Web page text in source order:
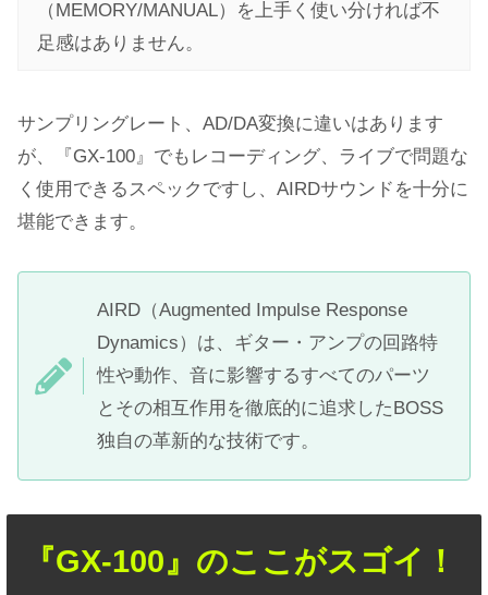
（MEMORY/MANUAL）を上手く使い分ければ不
足感はありません。
サンプリングレート、AD/DA変換に違いはあります
が、『GX-100』でもレコーディング、ライブで問題な
く使用できるスペックですし、AIRDサウンドを十分に
堪能できます。
AIRD（Augmented Impulse Response
Dynamics）は、ギター・アンプの回路特
性や動作、音に影響するすべてのパーツ
とその相互作用を徹底的に追求したBOSS
独自の革新的な技術です。
『GX-100』のここがスゴイ！